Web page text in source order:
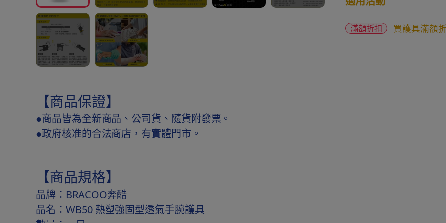
滿額折扣 買護具滿額
【商品保證】
●商品皆為全新商品、公司貨、隨貨附發票。
●政府核准的合法商店，有實體門市。
【商品規格】
品牌：BRACOO奔酷
品名：WB50 熱塑強固型透氣手腕護具